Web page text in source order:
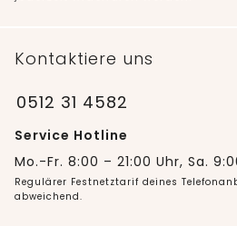
Kontaktiere uns
0512 31 4582
Service Hotline
Mo.-Fr. 8:00 – 21:00 Uhr, Sa.
Regulärer Festnetztarif deines
abweichend.